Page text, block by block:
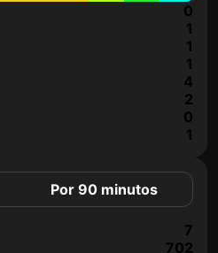
0
1
1
1
4
2
0
1
Por 90 minutos
7
702